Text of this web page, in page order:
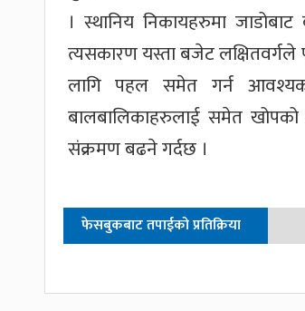
। स्थानिय निकायहरुमा
त्यसकारण यस्ता बजेट लक्षितवर्गले
लागि पहल समेत गर्न
बालबालिकाहरुलाई समेत
संक्रमण बढने गर्दछ ।
फेसबुकबाट तपाईको प्रतिक्रिया